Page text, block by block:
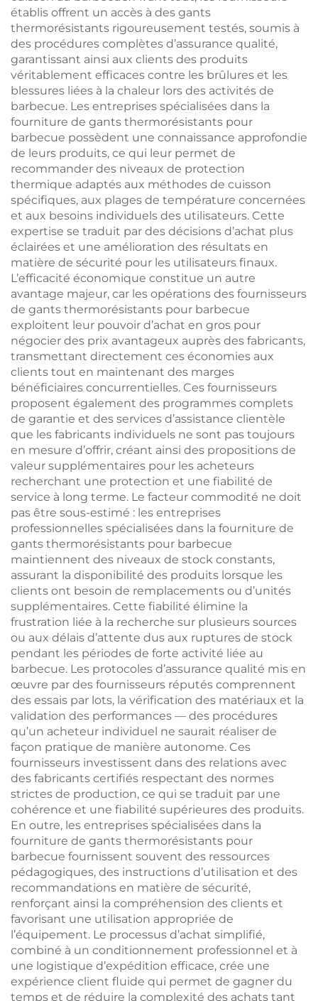
établis offrent un accès à des gants
thermorésistants rigoureusement testés, soumis à
des procédures complètes d’assurance qualité,
garantissant ainsi aux clients des produits
véritablement efficaces contre les brûlures et les
blessures liées à la chaleur lors des activités de
barbecue. Les entreprises spécialisées dans la
fourniture de gants thermorésistants pour
barbecue possèdent une connaissance approfondie
de leurs produits, ce qui leur permet de
recommander des niveaux de protection
thermique adaptés aux méthodes de cuisson
spécifiques, aux plages de température concernées
et aux besoins individuels des utilisateurs. Cette
expertise se traduit par des décisions d’achat plus
éclairées et une amélioration des résultats en
matière de sécurité pour les utilisateurs finaux.
L’efficacité économique constitue un autre
avantage majeur, car les opérations des fournisseurs
de gants thermorésistants pour barbecue
exploitent leur pouvoir d’achat en gros pour
négocier des prix avantageux auprès des fabricants,
transmettant directement ces économies aux
clients tout en maintenant des marges
bénéficiaires concurrentielles. Ces fournisseurs
proposent également des programmes complets
de garantie et des services d’assistance clientèle
que les fabricants individuels ne sont pas toujours
en mesure d’offrir, créant ainsi des propositions de
valeur supplémentaires pour les acheteurs
recherchant une protection et une fiabilité de
service à long terme. Le facteur commodité ne doit
pas être sous-estimé : les entreprises
professionnelles spécialisées dans la fourniture de
gants thermorésistants pour barbecue
maintiennent des niveaux de stock constants,
assurant la disponibilité des produits lorsque les
clients ont besoin de remplacements ou d’unités
supplémentaires. Cette fiabilité élimine la
frustration liée à la recherche sur plusieurs sources
ou aux délais d’attente dus aux ruptures de stock
pendant les périodes de forte activité liée au
barbecue. Les protocoles d’assurance qualité mis en
œuvre par des fournisseurs réputés comprennent
des essais par lots, la vérification des matériaux et la
validation des performances — des procédures
qu’un acheteur individuel ne saurait réaliser de
façon pratique de manière autonome. Ces
fournisseurs investissent dans des relations avec
des fabricants certifiés respectant des normes
strictes de production, ce qui se traduit par une
cohérence et une fiabilité supérieures des produits.
En outre, les entreprises spécialisées dans la
fourniture de gants thermorésistants pour
barbecue fournissent souvent des ressources
pédagogiques, des instructions d’utilisation et des
recommandations en matière de sécurité,
renforçant ainsi la compréhension des clients et
favorisant une utilisation appropriée de
l’équipement. Le processus d’achat simplifié,
combiné à un conditionnement professionnel et à
une logistique d’expédition efficace, crée une
expérience client fluide qui permet de gagner du
temps et de réduire la complexité des achats tant